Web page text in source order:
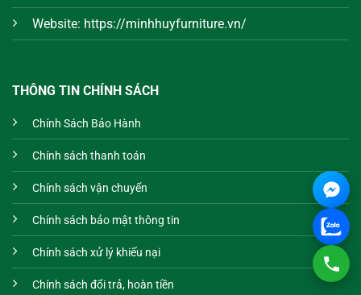
Website: https://minhhuyfurniture.vn/
THÔNG TIN CHÍNH SÁCH
Chính Sách Bảo Hành
Chính sách thanh toán
Chính sách vận chuyển
Chính sách bảo mật thông tin
Chính sách xử lý khiếu nại
Chính sách đổi trả, hoàn tiền